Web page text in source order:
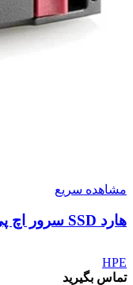
مشاهده سریع
هارد SSD سرور اچ پی 800GB 12G SAS 846430-B21
HPE
تماس بگیرید